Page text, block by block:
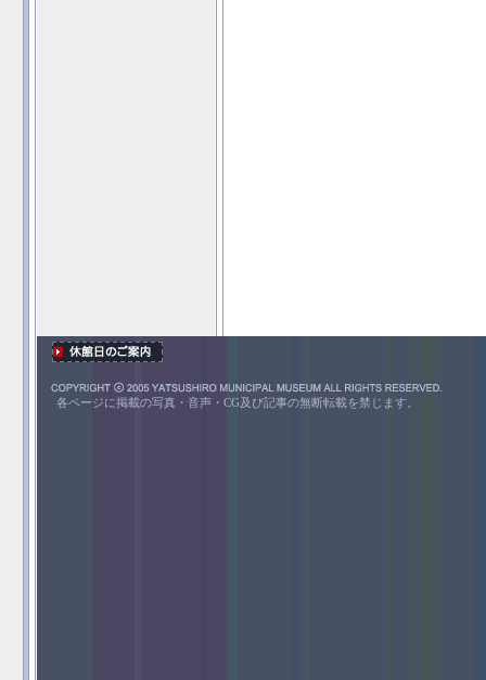
各ページに掲載の写真・音声・CG及び記事の無断転載を禁じます。